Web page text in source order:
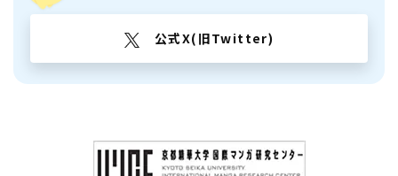
公式X(旧Twitter)